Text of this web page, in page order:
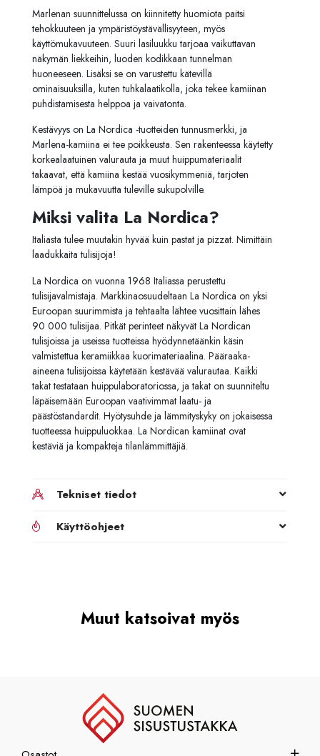
Marlenan suunnittelussa on kiinnitetty huomiota paitsi
tehokkuuteen ja ympäristöystävällisyyteen, myös
käyttömukavuuteen. Suuri lasiluukku tarjoaa vaikuttavan
näkymän liekkeihin, luoden kodikkaan tunnelman
huoneeseen. Lisäksi se on varustettu kätevillä
ominaisuuksilla, kuten tuhkalaatikolla, joka tekee kamiinan
puhdistamisesta helppoa ja vaivatonta.
Kestävyys on La Nordica -tuotteiden tunnusmerkki, ja
Marlena-kamiina ei tee poikkeusta. Sen rakenteessa käytetty
korkealaatuinen valurauta ja muut huippumateriaalit
takaavat, että kamiina kestää vuosikymmeniä, tarjoten
lämpöä ja mukavuutta tuleville sukupolville.
Miksi valita La Nordica?
Italiasta tulee muutakin hyvää kuin pastat ja pizzat. Nimittäin
laadukkaita tulisijoja!
La Nordica on vuonna 1968 Italiassa perustettu
tulisijavalmistaja. Markkinaosuudeltaan La Nordica on yksi
Euroopan suurimmista ja tehtaalta lähtee vuosittain lähes
90 000 tulisijaa. Pitkät perinteet näkyvät La Nordican
tulisjoissa ja useissa tuotteissa hyödynnetäänkin käsin
valmistettua keramiikkaa kuorimateriaalina. Pääraaka-
aineena tulisijoissa käytetään kestävää valurautaa. Kaikki
takat testataan huippulaboratoriossa, ja takat on suunniteltu
läpäisemään Euroopan vaativimmat laatu- ja
päästöstandardit. Hyötysuhde ja lämmityskyky on jokaisessa
tuotteessa huippuluokkaa. La Nordican kamiinat ovat
kestäviä ja kompakteja tilanlämmittäjiä.
Tekniset tiedot
Käyttöohjeet
Muut katsoivat myös